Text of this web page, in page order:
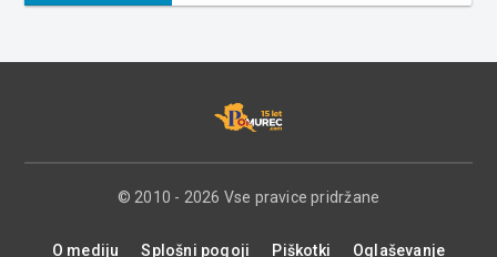
© 2010 - 2026 Vse pravice pridržane
O mediju Splošni pogoji Piškotki Oglaševanje